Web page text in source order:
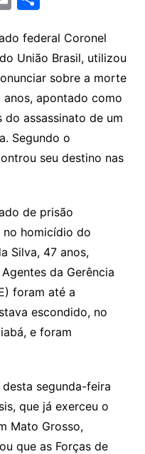
t
k
e
dI
n
l
gl
e
Cl
a
s
sr
e
n
ai
l
ar
e
federal Coronel
União Brasil, utilizou
sobre a morte
apontado como
assassinato de um
Segundo o
seu destino nas
de prisão
homicídio do
Silva, 47 anos,
da Gerência
foram até a
escondido, no
e foram
segunda-feira
que já exerceu o
Mato Grosso,
que as Forças de